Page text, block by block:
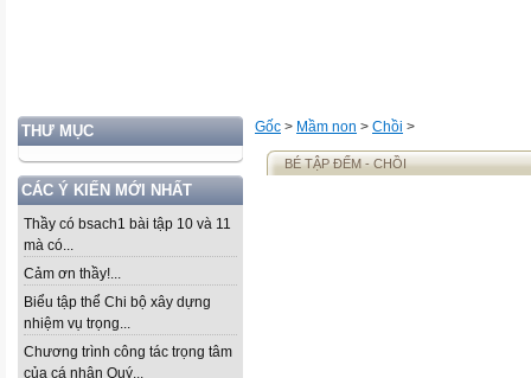
THƯ MỤC
CÁC Ý KIẾN MỚI NHẤT
Thầy có bsach1 bài tập 10 và 11
mà có...
Cảm ơn thầy!...
Biểu tập thể Chi bộ xây dựng
nhiệm vụ trọng...
Chương trình công tác trọng tâm
của cá nhân Quý...
Gốc > Mầm non > Chồi >
BÉ TẬP ĐẾM - CHỒI